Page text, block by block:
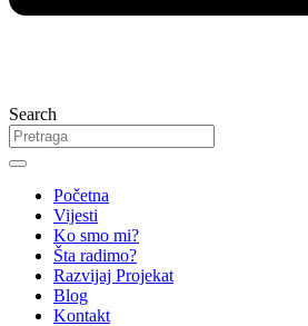
Search
Početna
Vijesti
Ko smo mi?
Šta radimo?
Razvijaj Projekat
Blog
Kontakt